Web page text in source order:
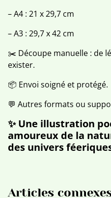
– A4 : 21 x 29,7 cm
– A3 : 29,7 x 42 cm
✂️ Découpe manuelle : de
exister.
📦 Envoi soigné et protégé.
💬 Autres formats ou
✨ Une illustration
amoureux de la
des univers
Articles